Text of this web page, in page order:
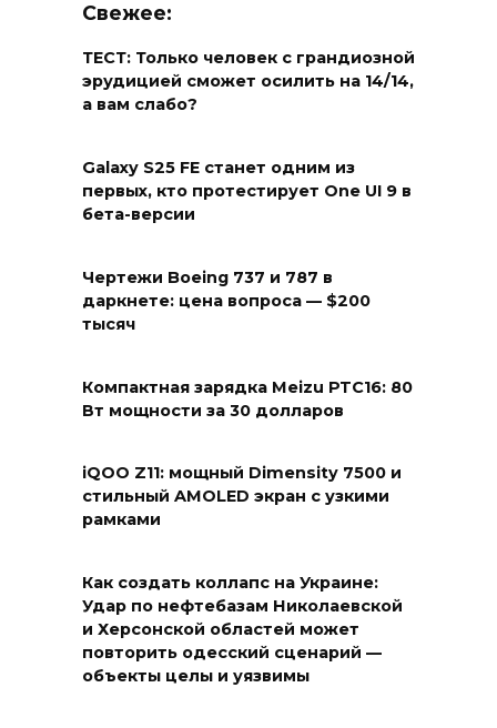
Свежее:
ТЕСТ: Только человек с грандиозной
эрудицией сможет осилить на 14/14,
а вам слабо?
Galaxy S25 FE станет одним из
первых, кто протестирует One UI 9 в
бета-версии
Чертежи Boeing 737 и 787 в
даркнете: цена вопроса — $200
тысяч
Компактная зарядка Meizu PTC16: 80
Вт мощности за 30 долларов
iQOO Z11: мощный Dimensity 7500 и
стильный AMOLED экран с узкими
рамками
Как создать коллапс на Украине:
Удар по нефтебазам Николаевской
и Херсонской областей может
повторить одесский сценарий —
объекты целы и уязвимы